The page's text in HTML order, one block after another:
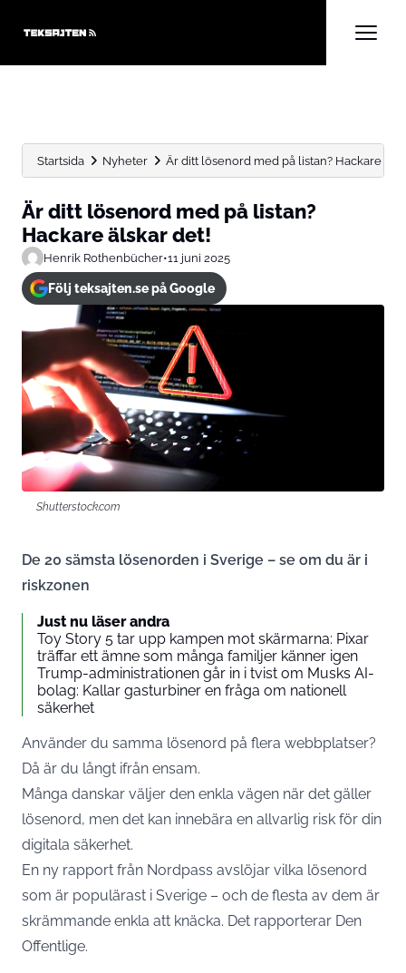
Startsida Nyheter Är ditt lösenord med på listan? Hackare
Är ditt lösenord med på listan?
Hackare älskar det!
Henrik Rothenbücher•11 juni 2025
Följ teksajten.se på Google
Shutterstock.com
De 20 sämsta lösenorden i Sverige – se om du är i
riskzonen
Just nu läser andra
Toy Story 5 tar upp kampen mot skärmarna: Pixar
träffar ett ämne som många familjer känner igen
Trump-administrationen går in i tvist om Musks AI-
bolag: Kallar gasturbiner en fråga om nationell
säkerhet
Använder du samma lösenord på flera webbplatser?
Då är du långt ifrån ensam.
Många danskar väljer den enkla vägen när det gäller
lösenord, men det kan innebära en allvarlig risk för din
digitala säkerhet.
En ny rapport från Nordpass avslöjar vilka lösenord
som är populärast i Sverige – och de flesta av dem är
skrämmande enkla att knäcka. Det rapporterar Den
Offentlige.